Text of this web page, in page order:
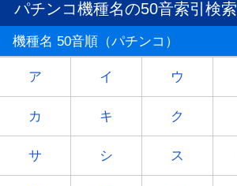
パチンコ機種名の50音索引検索
機種名 50音順（パチンコ）
ア イ ウ
カ キ ク
サ シ ス